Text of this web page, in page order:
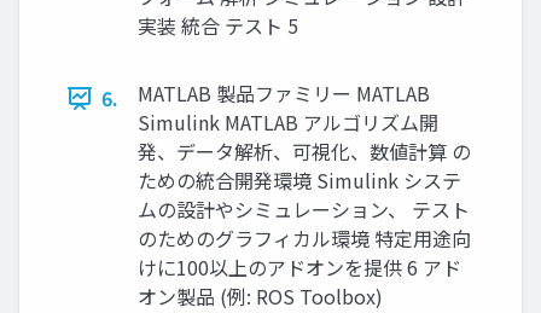
実装 統合 テスト 5
6.
MATLAB 製品ファミリー MATLAB
Simulink MATLAB アルゴリズム開
発、データ解析、可視化、数値計算 の
ための統合開発環境 Simulink システ
ムの設計やシミュレーション、 テスト
のためのグラフィカル環境 特定用途向
けに100以上のアドオンを提供 6 アド
オン製品 (例: ROS Toolbox)